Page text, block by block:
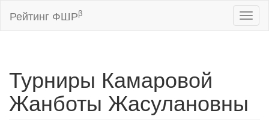
Рейтинг ФШРβ
Турниры Камаровой
Жанботы Жасулановны